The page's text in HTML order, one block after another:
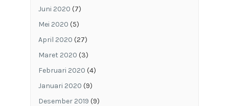
Juni 2020 (7)
Mei 2020 (5)
April 2020 (27)
Maret 2020 (3)
Februari 2020 (4)
Januari 2020 (9)
Desember 2019 (9)